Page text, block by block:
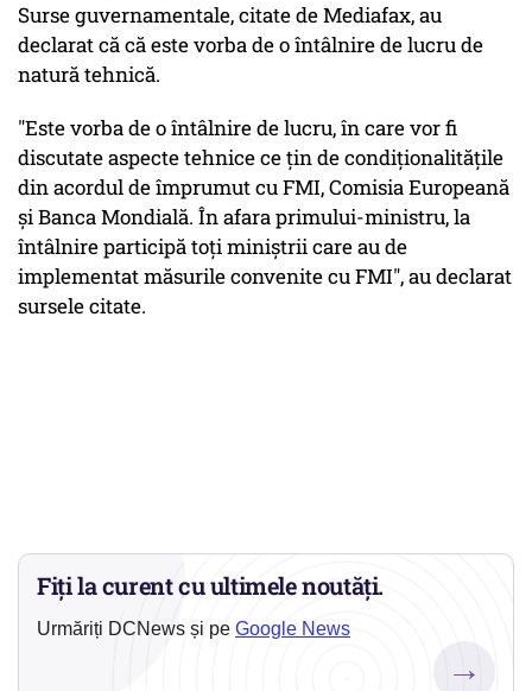
Surse guvernamentale, citate de Mediafax, au
declarat că că este vorba de o întâlnire de lucru de
natură tehnică.
"Este vorba de o întâlnire de lucru, în care vor fi
discutate aspecte tehnice ce ţin de condiţionalităţile
din acordul de împrumut cu FMI, Comisia Europeană
şi Banca Mondială. În afara primului-ministru, la
întâlnire participă toţi miniştrii care au de
implementat măsurile convenite cu FMI", au declarat
sursele citate.
Fiți la curent cu ultimele noutăți.
Urmăriți DCNews și pe Google News
→